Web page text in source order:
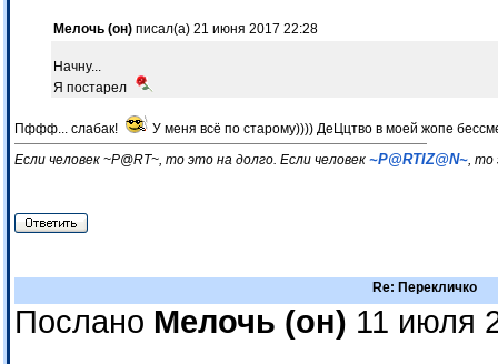
Мелочь (он) писал(а) 21 июня 2017 22:28
Начну...
Я постарел
Пффф... слабак!
У меня всё по старому)))) ДеЦцтво в моей жопе
Если человек ~P@RT~, то это на долго. Если человек ~P@RTIZ@N~, то
Re: Перекличко
Послано Мелочь (он) 11 июля